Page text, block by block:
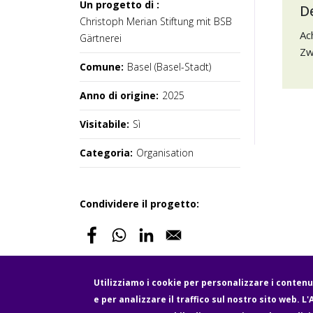
Un progetto di :
Christoph Merian Stiftung mit BSB
Gärtnerei
Comune: Basel (Basel-Stadt)
Anno di origine: 2025
Visitabile: Sì
Categoria: Organisation
Condividere il progetto:
Utilizziamo i cookie per personalizzare i
e per analizzare il traffico sul nostro sito web.